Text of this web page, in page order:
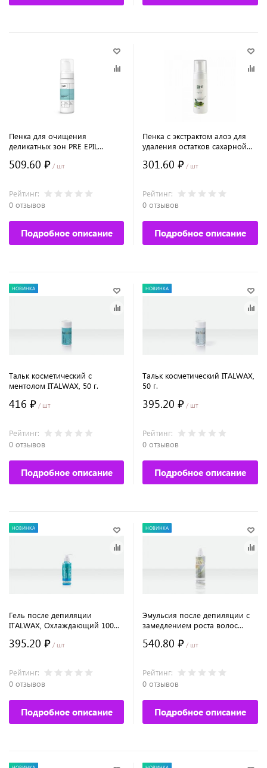
Пенка для очищения
деликатных зон PRE EPIL
509.60 ₽ / шт
Рейтинг:
0 отзывов
Подробное описание
Пенка с экстрактом алоэ для
удаления остатков сахарной
301.60 ₽ / шт
Рейтинг:
0 отзывов
Подробное описание
НОВИНКА
Тальк косметический с
ментолом ITALWAX, 50 г.
416 ₽ / шт
Рейтинг:
0 отзывов
Подробное описание
НОВИНКА
Тальк косметический ITALWAX,
50 г.
395.20 ₽ / шт
Рейтинг:
0 отзывов
Подробное описание
НОВИНКА
Гель после депиляции
ITALWAX, Охлаждающий 100
395.20 ₽ / шт
Рейтинг:
0 отзывов
Подробное описание
НОВИНКА
Эмульсия после депиляции с
замедлением роста волос
540.80 ₽ / шт
Рейтинг:
0 отзывов
Подробное описание